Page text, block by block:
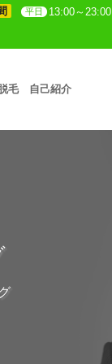
平日 13:00～23:00
毛 自己紹介